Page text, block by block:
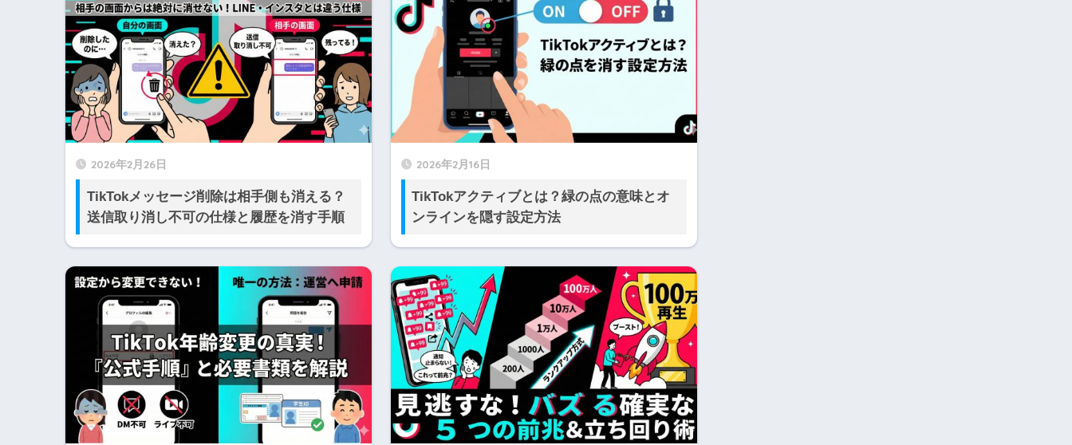
2026年2月26日
TikTokメッセージ削除は相手側も消える？
送信取り消し不可の仕様と履歴を消す手順
2026年2月16日
TikTokアクティブとは？緑の点の意味とオ
ンラインを隠す設定方法